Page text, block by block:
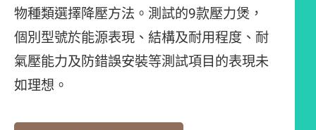
物種類選擇降壓方法。測試的9款壓力煲，
個別型號於能源表現、結構及耐用程度、耐
氣壓能力及防錯誤安裝等測試項目的表現未
如理想。